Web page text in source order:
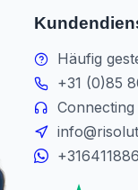
Häufig
+31 (0)85
Connecting